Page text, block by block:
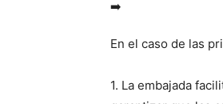
En el caso de las
1. La embajada